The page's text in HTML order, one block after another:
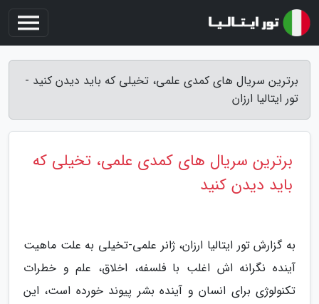
برترین سریال های کمدی علمی، تخیلی که باید دیدن کنید -
تور ایتالیا ارزان
برترین سریال های کمدی علمی، تخیلی که
باید دیدن کنید
به گزارش تور ایتالیا ارزان، ژانر علمی-تخیلی به علت ماهیت
آینده نگرانه اش اغلب با فلسفه، اخلاق، علم و خطرات
تکنولوژی برای انسان و آینده بشر پیوند خورده است، این